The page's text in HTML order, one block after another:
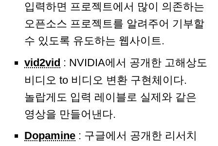
입력하면 프로젝트에서 많이 의존하는
오픈소스 프로젝트를 알려주어 기부할
수 있도록 유도하는 웹사이트.
vid2vid : NVIDIA에서 공개한 고해상도
비디오 to 비디오 변환 구현체이다.
놀랍게도 입력 레이블로 실제와 같은
영상을 만들어낸다.
Dopamine : 구글에서 공개한 리서치